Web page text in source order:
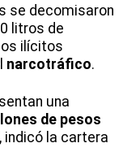
se decomisaron
litros de
ilícitos
narcotráfico.
una
de pesos
indicó la cartera